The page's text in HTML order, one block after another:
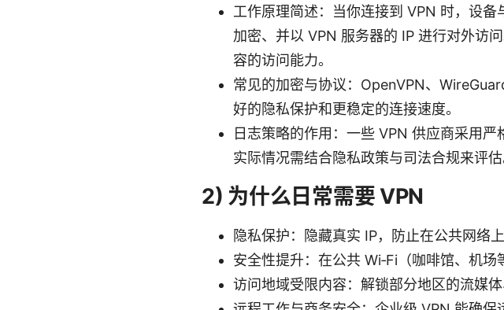
工作原理简述：当你连接到 VPN 时，设
加密、并以 VPN 服务器的 IP 进行对外访
容的访问能力。
常见的加密与协议：OpenVPN、
好的隐私保护和更稳定的连接速度。
日志策略的作用：一些 VPN 供应商采用严
实际情况需结合隐私政策与司法合规来评估
2) 为什么日常需要 VPN
隐私保护：隐藏真实 IP，防止在公共网络上
安全性提升：在公共 Wi‑Fi（咖啡馆、机场
访问地域受限内容：解锁部分地区的流媒体